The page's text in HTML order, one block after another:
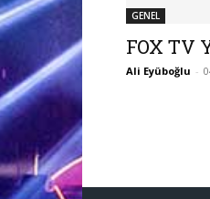
GENEL
FOX TV
Ali Eyüboğlu -